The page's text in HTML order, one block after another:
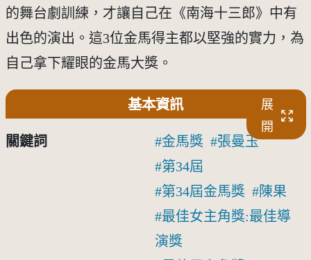
的舞台劇訓練，才讓自己在《南海十三郎》中有
出色的演出。這3位金馬得主都以堅強的實力，為
自己拿下耀眼的金馬大獎。
基本資訊
展
開
關鍵詞 金馬獎
張曼玉
第34屆
第34屆金馬獎
陳果
最佳女主角獎:最佳導
演獎